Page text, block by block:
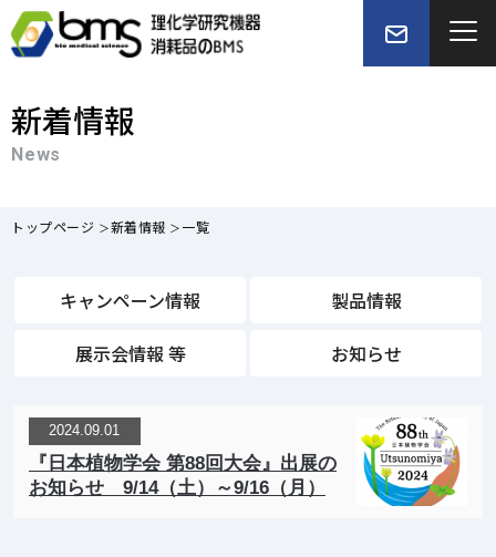
新着情報
News
トップページ 新着情報 一覧
キャンペーン情報
製品情報
展示会情報 等
お知らせ
2024.09.01
『日本植物学会 第88回大会』出展の
お知らせ 9/14（土）～9/16（月）